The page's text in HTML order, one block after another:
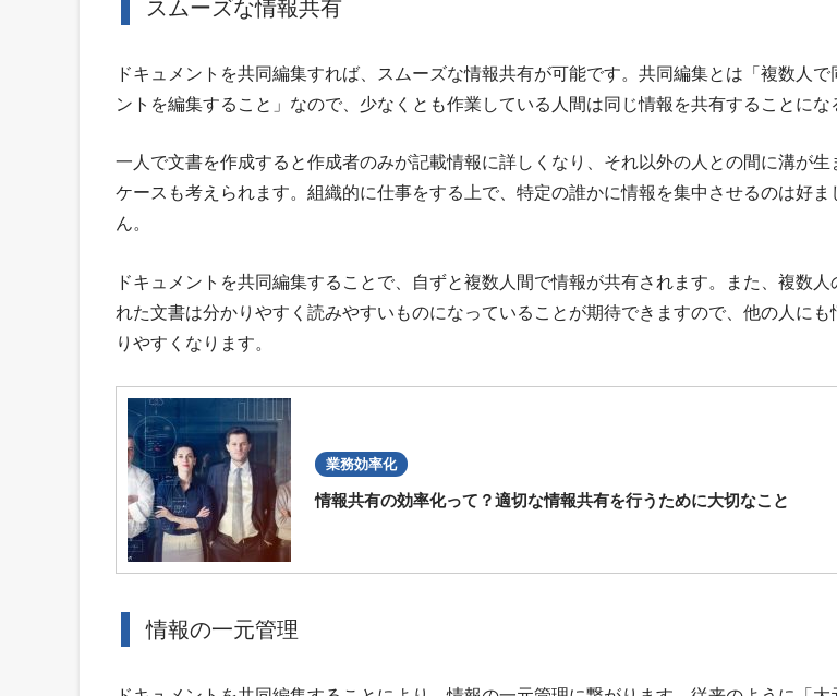
スムーズな情報共有
ドキュメントを共同編集すれば、スムーズな情報共有が可能です。共同編集とは「複数人で
ントを編集すること」なので、少なくとも作業している人間は同じ情報を共有することにな
一人で文書を作成すると作成者のみが記載情報に詳しくなり、それ以外の人との間に溝が生
ケースも考えられます。組織的に仕事をする上で、特定の誰かに情報を集中させるのは好ま
ん。
ドキュメントを共同編集することで、自ずと複数人間で情報が共有されます。また、複数人
れた文書は分かりやすく読みやすいものになっていることが期待できますので、他の人にも
りやすくなります。
業務効率化
情報共有の効率化って？適切な情報共有を行うために大切なこと
情報の一元管理